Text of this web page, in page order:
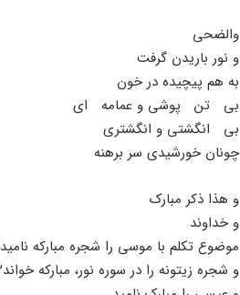
والضحی
و نور باریدن گرفت
به هم پیچیده در خون
بی تن پوشی و عمامه ای
بی انگشتی و انگشتری
چونان خورشیدی سر برهنه
و هذا ذکر مبارک
و خداوند
موضوع تکلم با موسی را شجره مبارکه نامید۲
و شجره زیتونه را در سوره نور، مبارکه خواند۳